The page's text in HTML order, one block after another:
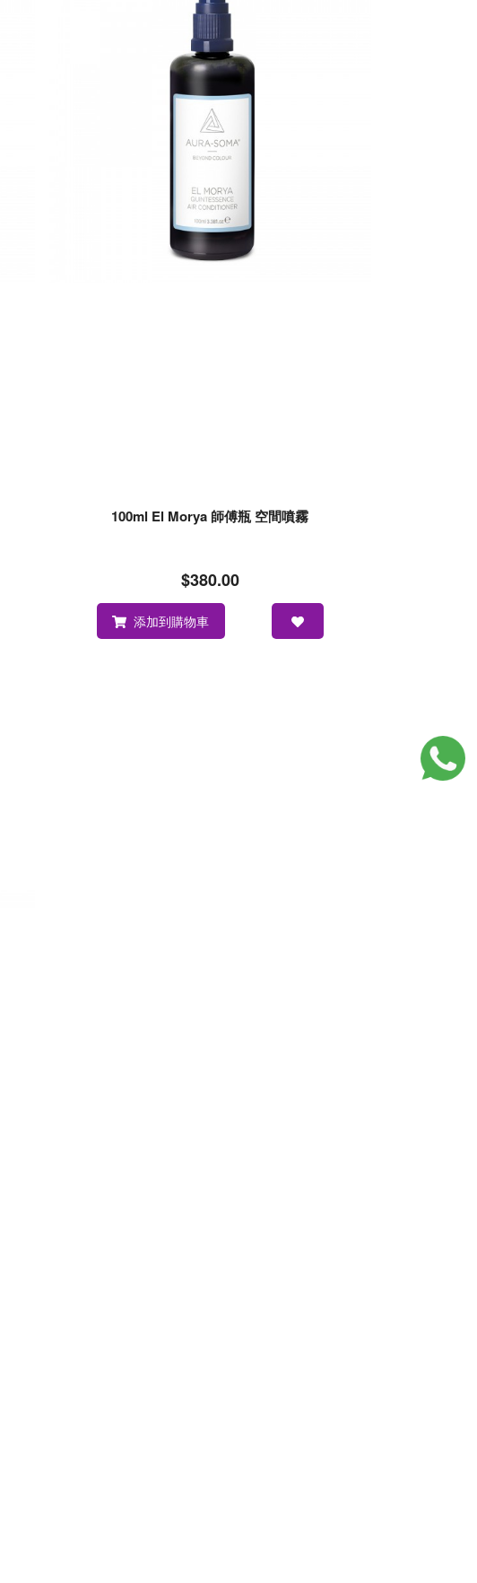
100ml El Morya 師傅瓶 空間噴霧
$380.00
添加到購物車